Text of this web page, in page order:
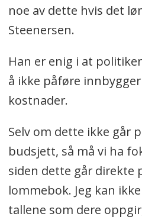
noe av dette hvis det
Steenersen.
Han er enig i at
å ikke påføre
kostnader.
Selv om dette ikke går
budsjett, så må vi ha
siden dette går direkte
lommebok. Jeg kan
tallene som dere